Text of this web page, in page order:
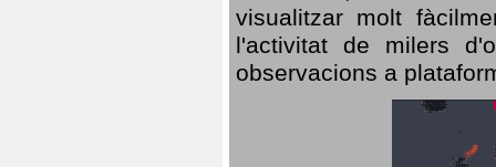
visualitzar molt
l'activitat de milers
observacions a